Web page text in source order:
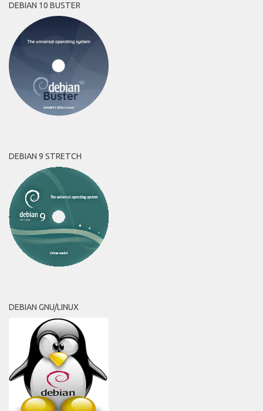
DEBIAN 10 BUSTER
DEBIAN 9 STRETCH
DEBIAN GNU/LINUX